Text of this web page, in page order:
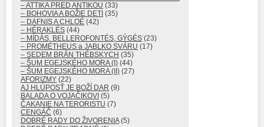
– ATTIKA PRED ANTIKOU (33)
– BOHOVIA A BOŽIE DETI (35)
– DAFNIS A CHLOÉ (42)
– HÉRAKLÉS (44)
– MÍDÁS, BELLEROFONTÉS, GÝGÉS (23)
– PROMÉTHEUS a JABLKO SVÁRU (17)
– SEDEM BRÁN THÉBSKYCH (35)
– ŠUM EGEJSKÉHO MORA (I) (44)
– ŠUM EGEJSKÉHO MORA (II) (27)
AFORIZMY (22)
AJ HLÚPOSŤ JE BOŽÍ DAR (9)
BALADA O VOJAČIKOVI (5)
ČAKANIE NA TERORISTU (7)
CENGÁČ (6)
DOBRÉ RADY DO ŽIVORENIA(5)